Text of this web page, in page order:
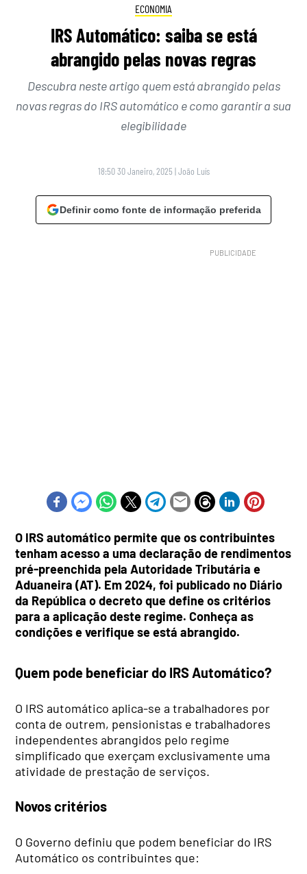
ECONOMIA
IRS Automático: saiba se está
abrangido pelas novas regras
Descubra neste artigo quem está abrangido pelas
novas regras do IRS automático e como garantir a sua
elegibilidade
18:50 30 Janeiro, 2025 |João Luís
Definir como fonte de informação preferida
O IRS automático permite que os contribuintes
tenham acesso a uma declaração de rendimentos
pré-preenchida pela Autoridade Tributária e
Aduaneira (AT). Em 2024, foi publicado no Diário
da República o decreto que define os critérios
para a aplicação deste regime. Conheça as
condições e verifique se está abrangido.
Quem pode beneficiar do IRS Automático?
O IRS automático aplica-se a trabalhadores por
conta de outrem, pensionistas e trabalhadores
independentes abrangidos pelo regime
simplificado que exerçam exclusivamente uma
atividade de prestação de serviços.
Novos critérios
O Governo definiu que podem beneficiar do IRS
Automático os contribuintes que: